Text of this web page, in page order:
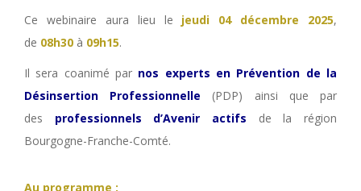
Ce webinaire aura lieu le jeudi 04 décembre 2025,
de 08h30 à 09h15.
Il sera coanimé par nos experts en Prévention de la
Désinsertion Professionnelle (PDP) ainsi que par
des professionnels d’Avenir actifs de la région
Bourgogne-Franche-Comté.
Au programme :